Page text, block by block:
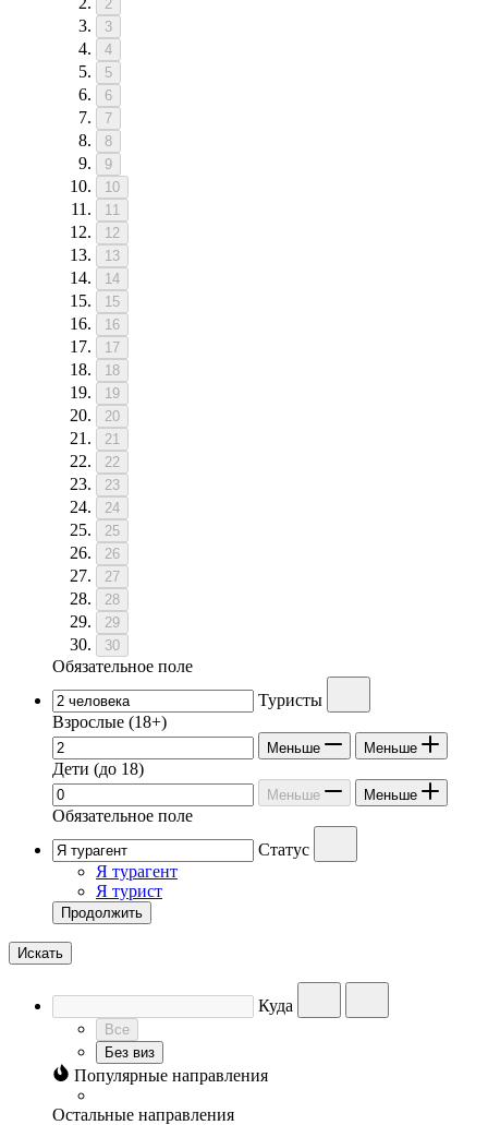
2
3
4
5
6
7
8
9
10
11
12
13
14
15
16
17
18
19
20
21
22
23
24
25
26
27
28
29
30
Обязательное поле
Туристы
Взрослые (18+)
Меньше Меньше
Дети (до 18)
Меньше Меньше
Обязательное поле
Статус
Я турагент
Я турист
Продолжить
Искать
Куда
Все
Без виз
Популярные направления
Остальные направления